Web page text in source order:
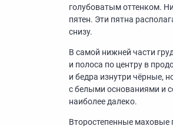
голубоватым оттенком.
пятен. Эти пятна
снизу.
В самой нижней части
и полоса по центру в
и бедра изнутри чёрные,
с белыми основаниями и
наиболее далеко.
Второстепенные